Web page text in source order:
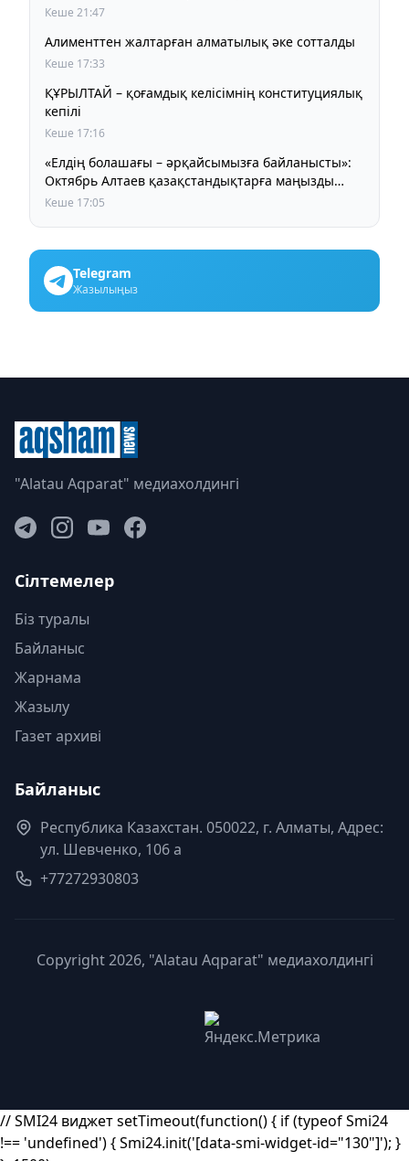
Кеше 21:47
Алименттен жалтарған алматылық әке сотталды
Кеше 17:33
ҚҰРЫЛТАЙ – қоғамдық келісімнің конституциялық
кепілі
Кеше 17:16
«Елдің болашағы – әрқайсымызға байланысты»:
Октябрь Алтаев қазақстандықтарға маңызды
үндеу жасады
Кеше 17:05
Telegram
Жазылыңыз
"Alatau Aqparat" медиахолдингі
Сілтемелер
Біз туралы
Байланыс
Жарнама
Жазылу
Газет архиві
Байланыс
Республика Казахстан. 050022, г. Алматы, Адрес:
ул. Шевченко, 106 а
+77272930803
Copyright 2026, "Alatau Aqparat" медиахолдингі
// SMI24 виджет setTimeout(function() { if (typeof Smi24
!== 'undefined') { Smi24.init('[data-smi-widget-id="130"]'); }